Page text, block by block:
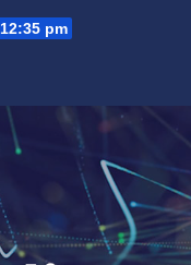
12:35 pm